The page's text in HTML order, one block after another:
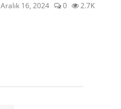
Aralık 16, 2024 0 2.7K